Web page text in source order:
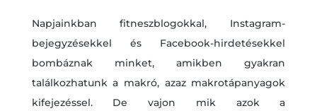
Napjainkban fitneszblogokkal, Instagram-
bejegyzésekkel és Facebook-hirdetésekkel
bombáznak minket, amikben gyakran
találkozhatunk a makró, azaz makrotápanyagok
kifejezéssel. De vajon mik azok a